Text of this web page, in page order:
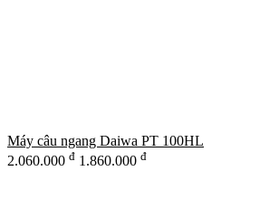
Máy câu ngang Daiwa PT 100HL
2.060.000 đ 1.860.000 đ